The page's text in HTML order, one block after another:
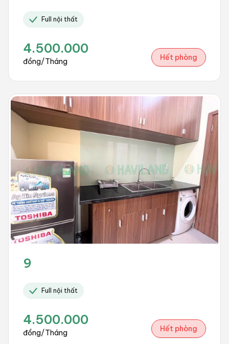
Full nội thất
4.500.000
đồng/Tháng Hết phòng
9
Full nội thất
4.500.000
đồng/Tháng Hết phòng